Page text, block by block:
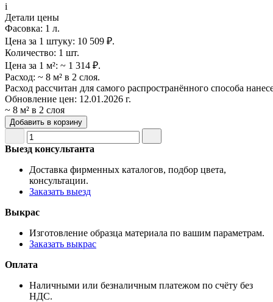
i
Детали цены
Фасовка: 1 л.
Цена за 1 штуку: 10 509 ₽.
Количество: 1 шт.
Цена за 1 м²: ~ 1 314 ₽.
Расход: ~ 8 м² в 2 слоя.
Расход рассчитан для самого распространённого способа
Обновление цен: 12.01.2026 г.
~ 8 м² в 2 слоя
Добавить в корзину
Выезд консультанта
Доставка фирменных каталогов, подбор цвета,
консультации.
Заказать выезд
Выкрас
Изготовление образца материала по вашим параметрам.
Заказать выкрас
Оплата
Наличными или безналичным платежом по счёту без
НДС.